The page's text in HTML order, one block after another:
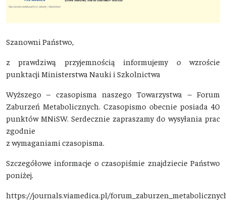
Szanowni Państwo,
z prawdziwą przyjemnością informujemy o wzroście
punktacji Ministerstwa Nauki i Szkolnictwa
Wyższego – czasopisma naszego Towarzystwa – Forum
Zaburzeń Metabolicznych. Czasopismo obecnie posiada 40
punktów MNiSW. Serdecznie zapraszamy do wysyłania prac
zgodnie
z wymaganiami czasopisma.
Szczegółowe informacje o czasopiśmie znajdziecie Państwo
poniżej.
https://journals.viamedica.pl/